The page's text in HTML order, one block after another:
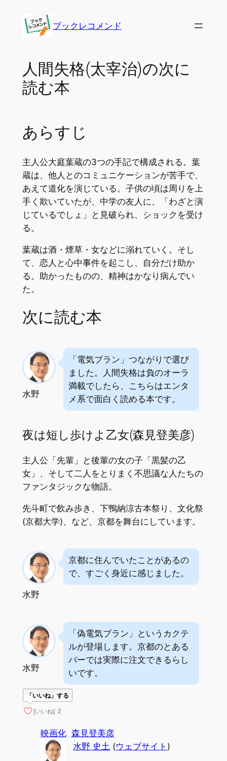
ブックレコメンド
人間失格(太宰治)の次に
読む本
あらすじ
主人公大庭葉蔵の3つの手記で構成される。葉
蔵は、他人とのコミュニケーションが苦手で、
あえて道化を演じている。子供の頃は周りを上
手く欺いていたが、中学の友人に、「わざと演
じているでしょ」と見破られ、ショックを受け
る。
葉蔵は酒・煙草・女などに溺れていく。そし
て、恋人と心中事件を起こし、自分だけ助か
る。助かったものの、精神はかなり病んでい
た。
次に読む本
水野
「電気ブラン」つながりで選び
ました。人間失格は負のオーラ
満載でしたら、こちらはエンタ
メ系で面白く読める本です。
夜は短し歩けよ乙女(森見登美彦)
主人公「先輩」と後輩の女の子「黒髪の乙
女」、そして二人をとりまく不思議な人たちの
ファンタジックな物語。
先斗町で飲み歩き、下鴨納涼古本祭り、文化祭
(京都大学)、など、京都を舞台にしています。
水野
京都に住んでいたことがあるの
で、すごく身近に感じました。
水野
「偽電気ブラン」というカクテ
ルが登場します。京都のとある
バーでは実際に注文できるらし
いです。
「いいね」する
[いいね] 2
映画化 森見登美彦
水野 史土 (ウェブサイト )